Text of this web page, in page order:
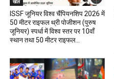
खेल
ISSF जूनियर विश्व चैंपियनशिप 2026 में
50 मीटर राइफल थ्री पोजीशन (पुरुष
जूनियर) स्पर्धा में विश्व स्तर पर 10वाँ
स्थान तथा 50 मीटर राइफल...